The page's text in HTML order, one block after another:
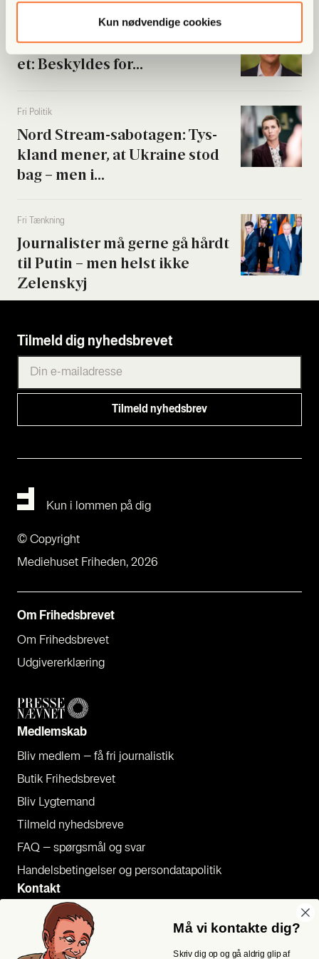
Kun nødvendige cookies
Byrå­ds­med­lem meldt til poli­ti­
et: Beskyl­des for...
Fri Poli­tik
Nord Stream-sabo­ta­gen: Tys­
kland mener, at Ukrai­ne stod
bag – men i...
Fri Tænk­ning
Jour­na­li­ster må ger­ne gå hårdt
til Putin – men helst ikke
Zelen­skyj
Tilmeld dig nyhedsbrevet
Om Fri­heds­bre­vet
Om Fri­heds­bre­vet
Udgi­ve­rer­klæ­ring
Med­lem­skab
Bliv med­lem – få fri jour­na­li­stik
Butik Fri­heds­bre­vet
Bliv Lyg­te­mand
Til­meld nyheds­bre­ve
FAQ – spørgs­mål og svar
Han­dels­be­tin­gel­ser og per­son­da­ta­po­li­tik
Kon­takt
Pres­se
Send et tip
Kun i lommen på dig
Mediehuset Friheden, 2026
© Copyright
Må vi kontakte dig?
Skriv dig op og gå aldrig glip af